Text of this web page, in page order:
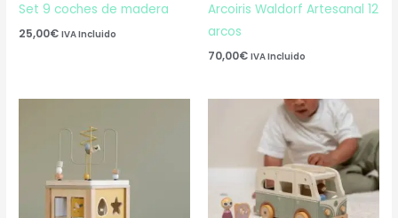
Set 9 coches de madera
25,00€ IVA Incluido
Arcoiris Waldorf Artesanal 12
arcos
70,00€ IVA Incluido